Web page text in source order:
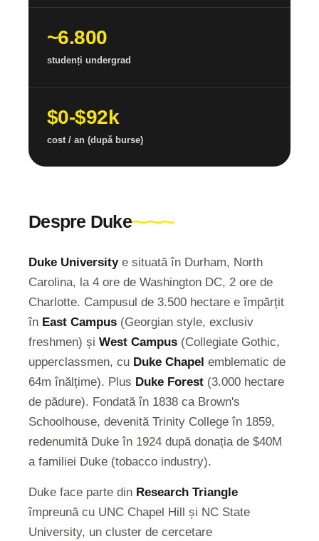
~6.800
studenți undergrad
$0-$92k
cost / an (după burse)
Despre Duke
Duke Universitye situată în Durham, North
Carolina, la 4 ore de Washington DC, 2 ore de
Charlotte. Campusul de 3.500 hectare e împărțit
în East Campus (Georgian style, exclusiv
freshmen) și West Campus (Collegiate Gothic,
upperclassmen, cu Duke Chapel emblematic de
64m înălțime). Plus Duke Forest (3.000 hectare
de pădure). Fondată în 1838 ca Brown's
Schoolhouse, devenită Trinity College în 1859,
redenumită Duke în 1924 după donația de $40M
a familiei Duke (tobacco industry).
Duke face parte din Research Triangle
împreună cu UNC Chapel Hill și NC State
University, un cluster de cercetare